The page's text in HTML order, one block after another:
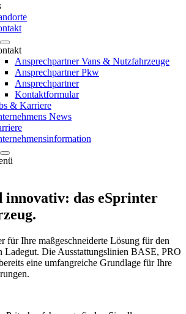
Ansprechpartner Vans & Nutzfahrzeuge
Ansprechpartner Pkw
Ansprechpartner
Kontaktformular
& Karriere
News
innovativ: das eSprinter
für Ihre maßgeschneiderte Lösung für den
Ladegut. Die Ausstattungslinien BASE, PRO
eine umfangreiche Grundlage für Ihre